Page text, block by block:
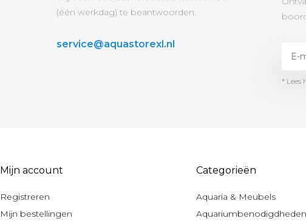
(één werkdag) te beantwoorden.
service@aquastorexl.nl
* Lees
Mijn account
Registreren
Mijn bestellingen
Categorieën
Aquaria & Meubels
Aquariumbenodigdheden